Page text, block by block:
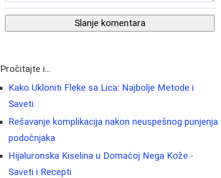
Slanje komentara
Pročitajte i...
Kako Ukloniti Fleke sa Lica: Najbolje Metode i
Saveti
Rešavanje komplikacija nakon neuspešnog punjenja
podočnjaka
Hijaluronska Kiselina u Domaćoj Nega Kože -
Saveti i Recepti